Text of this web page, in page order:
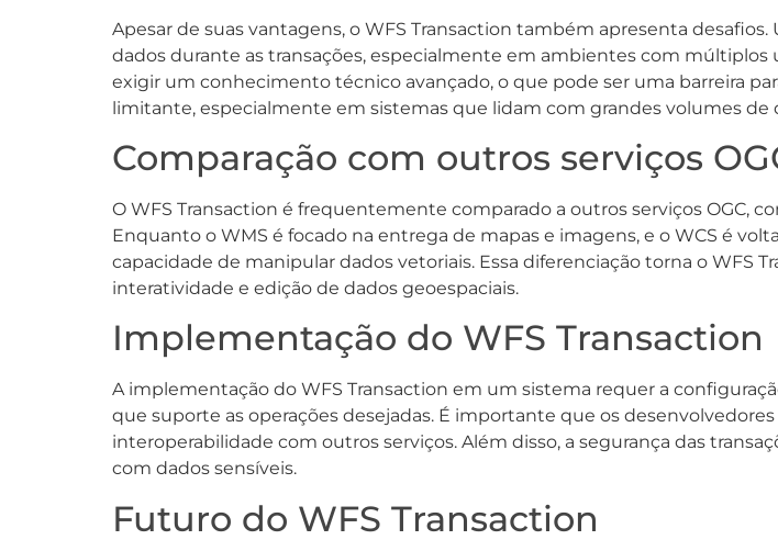
Apesar de suas vantagens, o WFS Transaction também apresenta
dados durante as transações, especialmente em ambientes com múltiplos
exigir um conhecimento técnico avançado, o que pode ser uma barreira
limitante, especialmente em sistemas que lidam com grandes volumes de
Comparação com outros serviços
O WFS Transaction é frequentemente comparado a outros serviços OGC,
Enquanto o WMS é focado na entrega de mapas e imagens, e o WCS é
capacidade de manipular dados vetoriais. Essa diferenciação torna o WFS
interatividade e edição de dados geoespaciais.
Implementação do WFS Transaction
A implementação do WFS Transaction em um sistema requer a
que suporte as operações desejadas. É importante que os
interoperabilidade com outros serviços. Além disso, a segurança das
com dados sensíveis.
Futuro do WFS Transaction